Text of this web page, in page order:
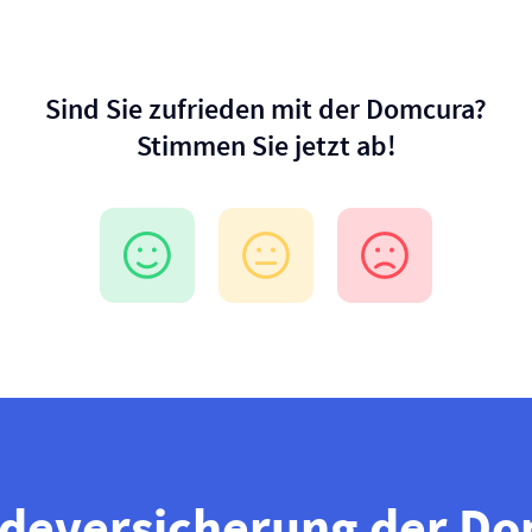
Sind Sie zufrieden mit der Domcura?
Stimmen Sie jetzt ab!